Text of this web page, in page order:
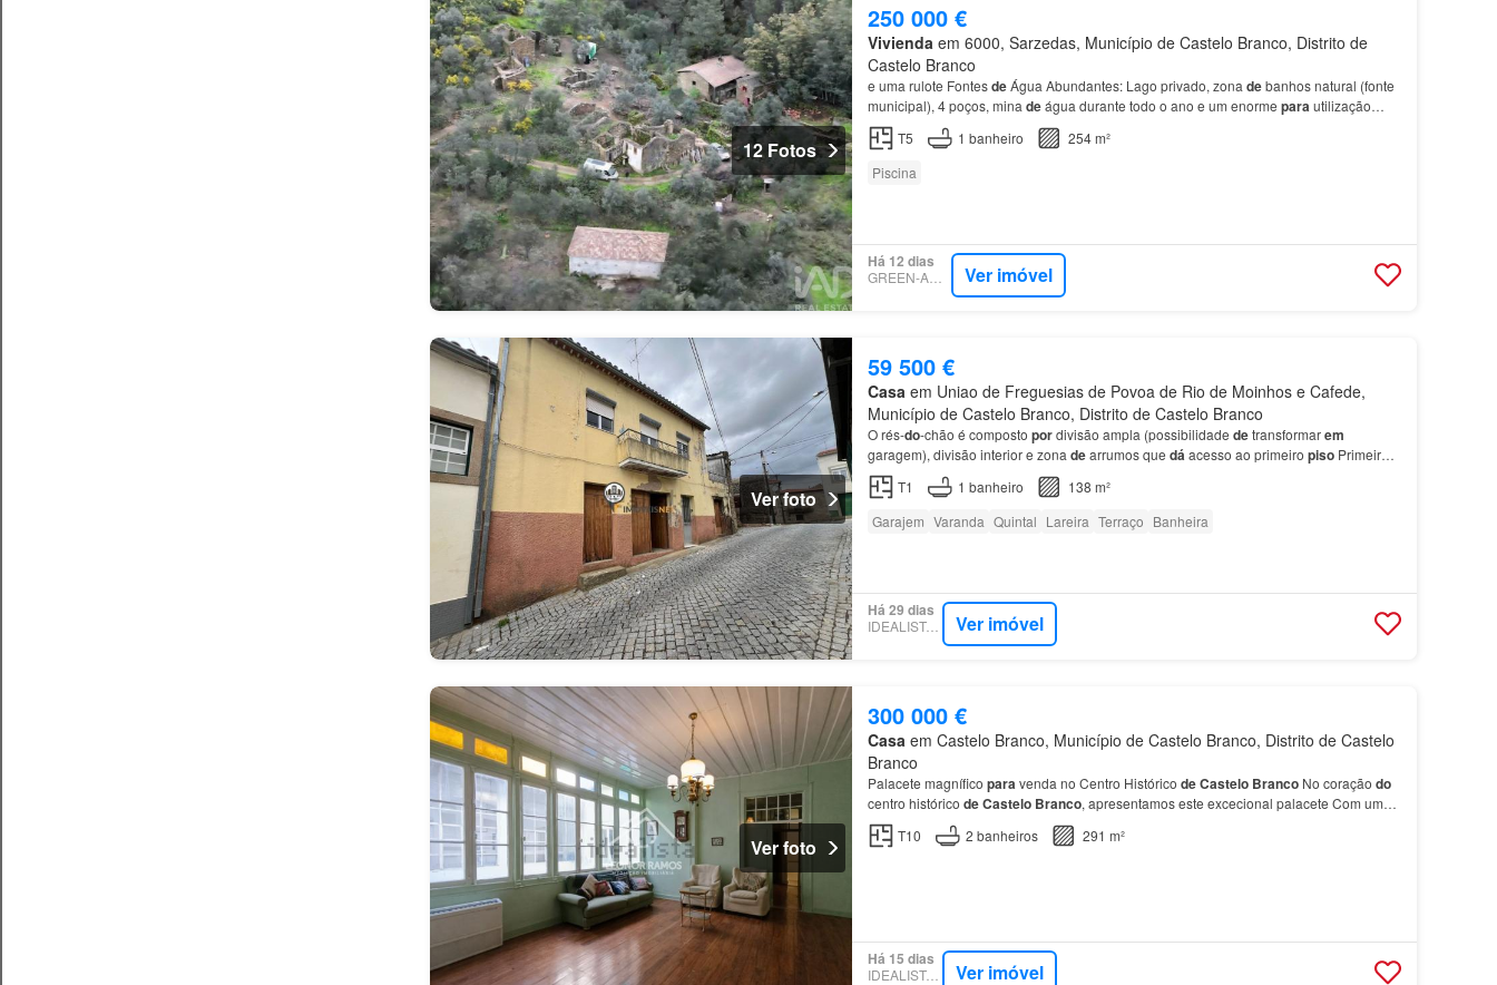
12 Fotos
250 000 €
Viviendaem 6000, Sarzedas, Município de Castelo Branco, Distrito de
Castelo Branco
e uma rulote ​FontesdeÁgua Abundantes: Lago privado, zona debanhos natural (fonte
municipal), 4 poços, mina deágua durante todo o ano e um enorme parautilização
imediata: ​Estúdio
6m x 6m ​Quarto duplo
T5 1 banheiro
254 m²
Piscina
Há 12 dias
GREEN-ACRES Ver imóvel
Ver foto
59 500 €
Casaem Uniao de Freguesias de Povoa de Rio de Moinhos e Cafede,
Município de Castelo Branco, Distrito de Castelo Branco
O rés-do-chão é composto pordivisão ampla (possibilidade detransformarem
garagem), divisão interior e zona dearrumos que dáacesso ao primeiro pisoPrimeiro
piso composto entrada, wc com banheira e acesso ao t…
T1 1 banheiro
138 m²
Garajem Varanda Quintal Lareira Terraço Banheira
Há 29 dias
IDEALISTA.PT Ver imóvel
Ver foto
300 000 €
Casaem Castelo Branco, Município de Castelo Branco, Distrito de Castelo
Branco
Palacete magnífico paravenda no Centro Histórico deCastelo BrancoNo coração do
centro histórico deCastelo Branco, apresentamos este excecional palacete Com uma
área
290 m² , distribuída
T10 2 banheiros 291 m²
Há 15 dias
IDEALISTA.PT Ver imóvel